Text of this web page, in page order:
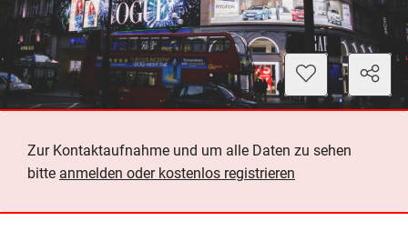
Zur Kontaktaufnahme und um alle Daten zu sehen
bitte anmelden oder kostenlos registrieren